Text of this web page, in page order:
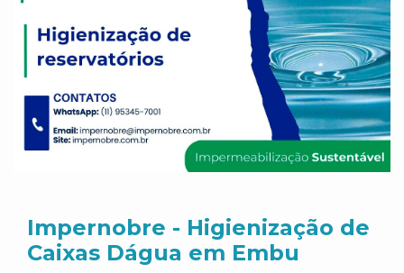
Impernobre - Higienização de
Caixas Dágua em Embu